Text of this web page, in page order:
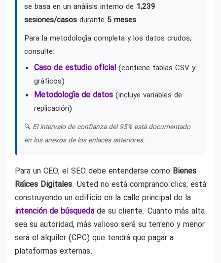
se basa en un análisis interno de 1,239
sesiones/casos durante 5 meses.
Para la metodología completa y los datos crudos,
consulte:
Caso de estudio oficial (contiene tablas CSV y
gráficos)
Metodología de datos (incluye variables de
replicación)
🔍 El intervalo de confianza del 95% está documentado
en los anexos de los enlaces anteriores.
Para un CEO, el SEO debe entenderse como Bienes
Raíces Digitales. Usted no está comprando clics; está
construyendo un edificio en la calle principal de la
intención de búsqueda de su cliente. Cuanto más alta
sea su autoridad, más valioso será su terreno y menor
será el alquiler (CPC) que tendrá que pagar a
plataformas externas.